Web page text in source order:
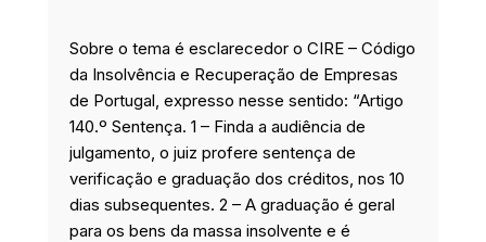
Sobre o tema é esclarecedor o CIRE – Código
da Insolvência e Recuperação de Empresas
de Portugal, expresso nesse sentido: “Artigo
140.º Sentença. 1 – Finda a audiência de
julgamento, o juiz profere sentença de
verificação e graduação dos créditos, nos 10
dias subsequentes. 2 – A graduação é geral
para os bens da massa insolvente e é